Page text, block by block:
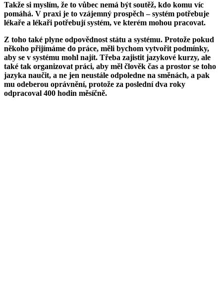
Takže si myslím, že to vůbec nemá být soutěž, kdo komu víc
pomáhá. V praxi je to vzájemný prospěch – systém potřebuje
lékaře a lékaři potřebují systém, ve kterém mohou pracovat.
Z toho také plyne odpovědnost státu a systému. Protože pokud
někoho přijímáme do práce, měli bychom vytvořit podmínky,
aby se v systému mohl najít. Třeba zajistit jazykové kurzy, ale
také tak organizovat práci, aby měl člověk čas a prostor se toho
jazyka naučit, a ne jen neustále odpoledne na směnách, a pak
mu odeberou oprávnění, protože za poslední dva roky
odpracoval 400 hodin měsíčně.